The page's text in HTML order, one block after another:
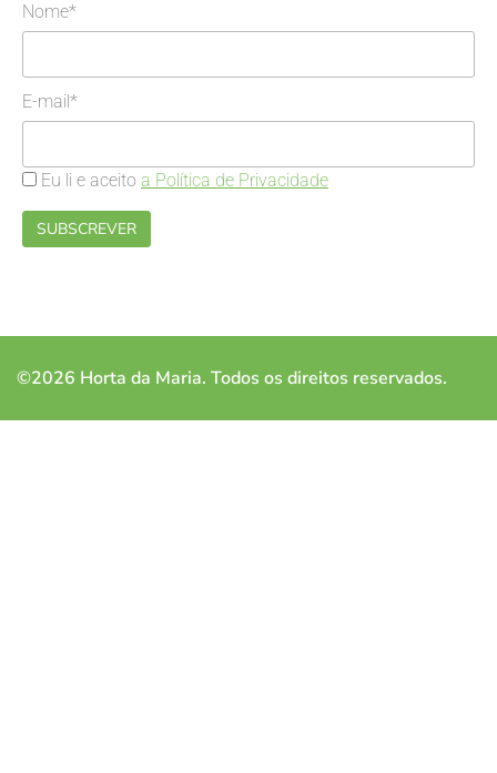
Nome*
E-mail*
Eu li e aceito a Política de Privacidade
©2026 Horta da Maria. Todos os direitos reservados.